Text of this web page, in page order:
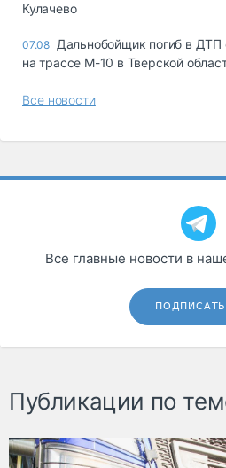
Кулачево
07.08 Дальнобойщик погиб в ДТП
на трассе М-10 в Тверской
Все новости
Все главные новости в
Публикации по